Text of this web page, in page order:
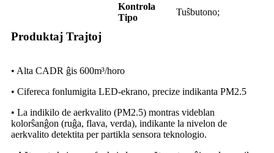
Kontrola
Tipo
Tuŝbutono;
Produktaj Trajtoj
• Alta CADR ĝis 600m³/horo
• Cifereca fonlumigita LED-ekrano, precize indikanta PM2.5
• La indikilo de aerkvalito (PM2.5) montras videblan
kolorŝanĝon (ruĝa, flava, verda), indikante la nivelon de
aerkvalito detektita per partikla sensora teknologio.